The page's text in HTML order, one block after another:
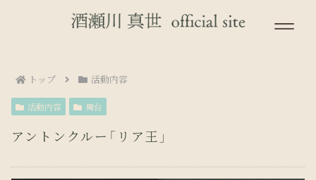
トップ 活動内容
活動内容 舞台
アントンクルー「リア王」